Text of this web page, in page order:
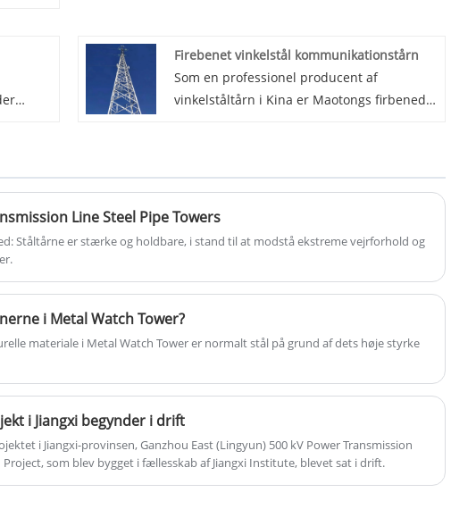
der kræver elektrisk strøm. Disse tårnhøje
strukturer er ikke kun rygraden i det
elektriske net, men også livline, der sikrer
omhyggeligt hensyn til strukturel styrke,
stabilitet og miljøtilpasningsevne. De er
typisk konstrueret af højkvalitets stål eller
konstrueret til at modstå ekstreme
og isstorme. Desuden har de fremragende
elektriske isoleringsegenskaber for at
og
simpelt
med
Firebenet vinkelstål kommunikationstårn
Som en professionel producent af
vinkelståltårn i Kina er Maotongs firbenede
bolte eller svejsning. Det er meget udbredt
i højspændingstransmissionslinjer,
distributionslinjer og
design centrerer sig om høj styrke, let vægt
samt fremragende vind- og seismisk
modstand.
Line Steel Pipe Towers
Ståltårne ​​er stærke og holdbare, i stand til at modstå ekstreme vejrforhold og
i Metal Watch Tower?
materiale i Metal Watch Tower er normalt stål på grund af dets høje styrke
i Jiangxi begynder i drift
i Jiangxi-provinsen, Ganzhou East (Lingyun) 500 kV Power Transmission
som blev bygget i fællesskab af Jiangxi Institute, blevet sat i drift.